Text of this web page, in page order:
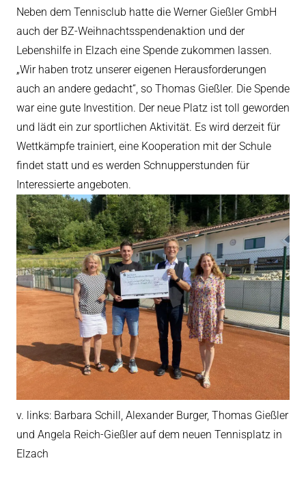
Neben dem Tennisclub hatte die Werner Gießler GmbH
auch der BZ-Weihnachtsspendenaktion und der
Lebenshilfe in Elzach eine Spende zukommen lassen.
„Wir haben trotz unserer eigenen Herausforderungen
auch an andere gedacht“, so Thomas Gießler. Die Spende
war eine gute Investition. Der neue Platz ist toll geworden
und lädt ein zur sportlichen Aktivität. Es wird derzeit für
Wettkämpfe trainiert, eine Kooperation mit der Schule
findet statt und es werden Schnupperstunden für
Interessierte angeboten.
v. links: Barbara Schill, Alexander Burger, Thomas Gießler
und Angela Reich-Gießler auf dem neuen Tennisplatz in
Elzach